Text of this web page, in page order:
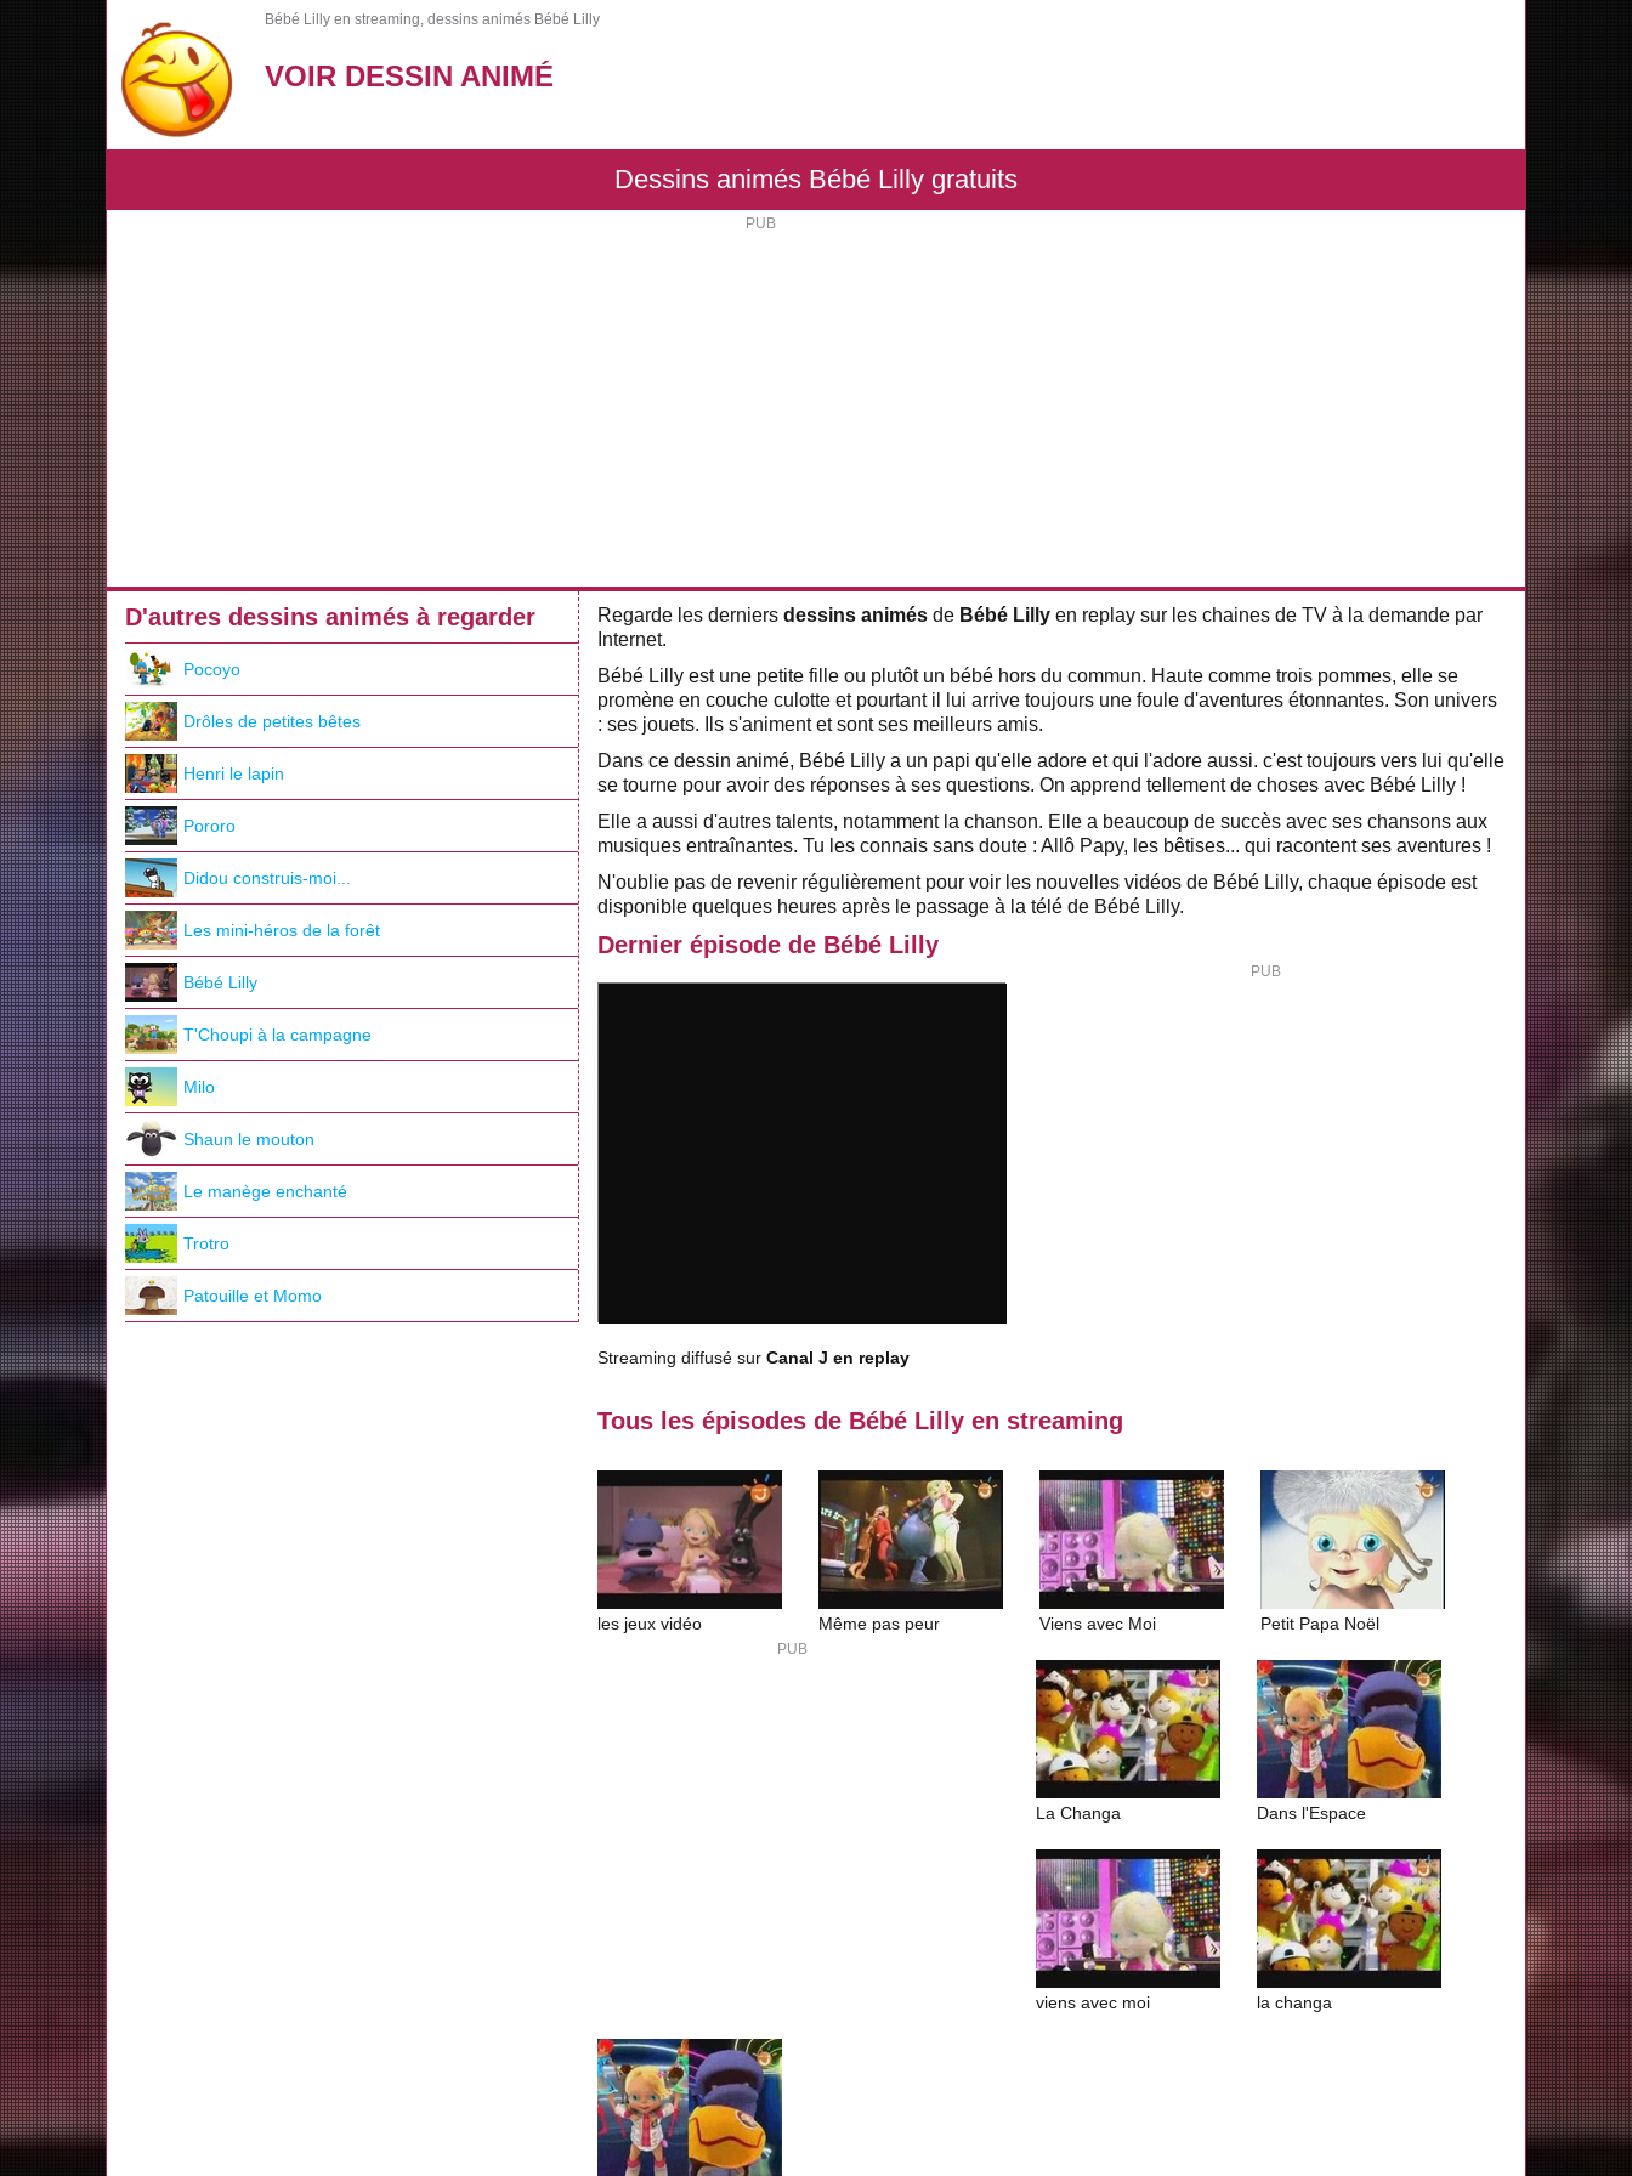
Bébé Lilly en streaming, dessins animés Bébé Lilly
VOIR DESSIN ANIMÉ
Dessins animés Bébé Lilly gratuits
Regarde les derniersdessins animés de Bébé Lilly en replay sur les chaines de TV à la demande par
Internet.
Bébé Lilly est une petite fille ou plutôt un bébé hors du commun. Haute comme trois pommes, elle se
promène en couche culotte et pourtant il lui arrive toujours une foule d'aventures étonnantes. Son univers
: ses jouets. Ils s'animent et sont ses meilleurs amis.
Dans ce dessin animé, Bébé Lilly a un papi qu'elle adore et qui l'adore aussi. c'est toujours vers lui qu'elle
se tourne pour avoir des réponses à ses questions. On apprend tellement de choses avec Bébé Lilly !
Elle a aussi d'autres talents, notamment la chanson. Elle a beaucoup de succès avec ses chansons aux
musiques entraînantes. Tu les connais sans doute : Allô Papy, les bêtises... qui racontent ses aventures !
N'oublie pas de revenir régulièrement pour voir les nouvelles vidéos de Bébé Lilly, chaque épisode est
disponible quelques heures après le passage à la télé de Bébé Lilly.
Dernier épisode de Bébé Lilly
Streaming diffusé surCanal J en replay
Tous les épisodes de Bébé Lilly en streaming
les jeux vidéo Même pas peur Viens avec Moi Petit Papa Noël
La Changa Dans l'Espace
viens avec moi la changa
D'autres dessins animés à regarder
Pocoyo
Drôles de petites bêtes
Henri le lapin
Pororo
Didou construis-moi...
Les mini-héros de la forêt
Bébé Lilly
T'Choupi à la campagne
Milo
Shaun le mouton
Le manège enchanté
Trotro
Patouille et Momo